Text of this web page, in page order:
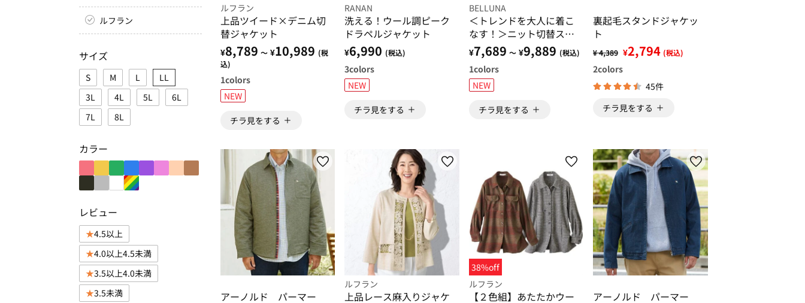
ルフラン
サイズ
S M L
LL
3L
4L 5L
6L
7L
8L
カラー
レビュー
4.5以上
4.0以上4.5未満
3.5以上4.0未満
3.5未満
ルフラン
上品ツイード×デニム切
替ジャケット
¥8,789 ～ ¥10,989 (税
込)
1colors
NEW
チラ見をする
RANAN
洗える！ウール調ピーク
ドラペルジャケット
¥6,990 (税込)
3colors
NEW
チラ見をする
BELLUNA
＜トレンドを大人に着こ
なす！＞ニット切替ステ
ッチ使いデニムジャケッ
ト
¥7,689 ～ ¥9,889 (税込)
1colors
NEW
チラ見をする
裏起毛スタンドジャケッ
ト
¥ 4,389 ¥2,794 (税込)
2colors
45件
チラ見をする
アーノルド パーマー
ルフラン
上品レース麻入りジャケ
38%off
ルフラン
【２色組】あたたかウー
アーノルド パーマー